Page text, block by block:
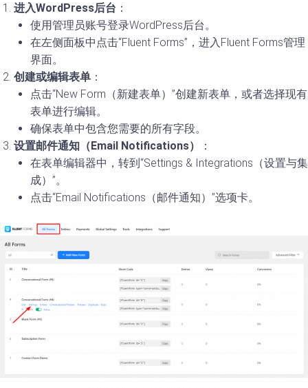
进入WordPress后台 ：
使用管理员账号登录WordPress后台。
在左侧面板中点击“Fluent Forms”，进入Fluent Forms管理
界面。
创建或编辑表单 ：
点击“New Form（新建表单）”创建新表单，或者选择现有
表单进行编辑。
确保表单中包含您需要的所有字段。
设置邮件通知（Email Notifications）
：
在表单编辑器中，转到“Settings & Integrations（设置与集
成）”。
点击“Email Notifications（邮件通知）”选项卡。